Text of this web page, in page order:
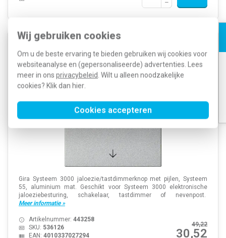
Wij gebruiken cookies
Om u de beste ervaring te bieden gebruiken wij cookies voor
websiteanalyse en (gepersonaliseerde) advertenties. Lees
meer in ons privacybeleid. Wilt u alleen noodzakelijke
cookies? Klik dan hier.
Cookies accepteren
met pijlen Systeem 55 aluminium mat
Gira Systeem 3000 jaloezie/tastdimmerknop met pijlen, Systeem
55, aluminium mat. Geschikt voor Systeem 3000 elektronische
jaloeziebesturing, schakelaar, tastdimmer of nevenpost.
Meer informatie »
49,22
30,52
Artikelnummer: 443258
SKU: 536126
EAN: 4010337027294